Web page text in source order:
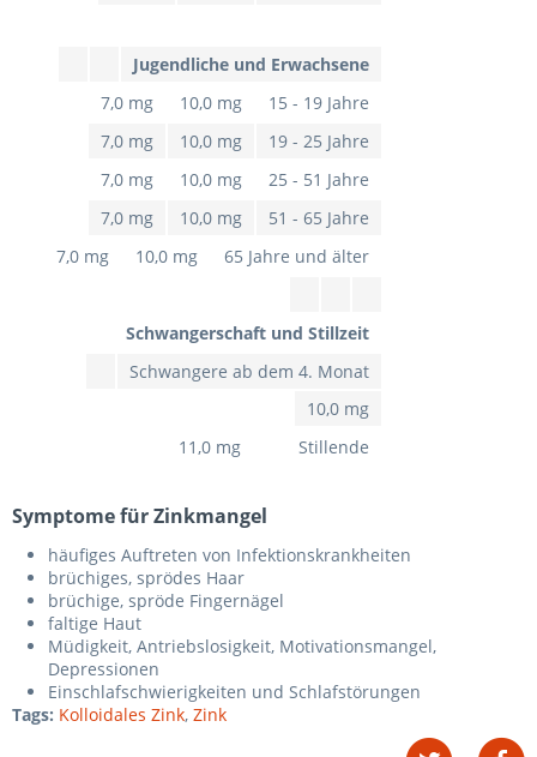
Jugendliche und Erwachsene
15 - 19 Jahre
10,0 mg
7,0 mg
19 - 25 Jahre
10,0 mg
7,0 mg
25 - 51 Jahre
10,0 mg
7,0 mg
51 - 65 Jahre
10,0 mg
7,0 mg
65 Jahre und älter
10,0 mg
7,0 mg
Schwangerschaft und Stillzeit
Schwangere ab dem 4. Monat
10,0 mg
Stillende
11,0 mg
Symptome für Zinkmangel
häufiges Auftreten von Infektionskrankheiten
brüchiges, sprödes Haar
brüchige, spröde Fingernägel
faltige Haut
Müdigkeit, Antriebslosigkeit, Motivationsmangel,
Depressionen
Einschlafschwierigkeiten und Schlafstörungen
Tags: Kolloidales Zink, Zink